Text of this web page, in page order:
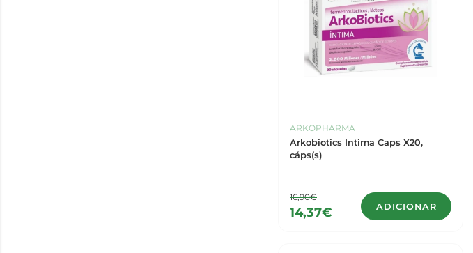
ARKOPHARMA
Arkobiotics Intima Caps X20,
cáps(s)
16,90€
14,37€ ADICIONAR